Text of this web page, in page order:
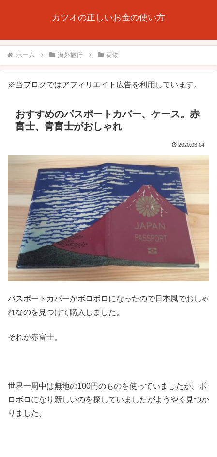
カツオの正しいお金の使い方
ホーム 海外旅行 荷物
※当ブログではアフィリエイト広告を利用しています。
おすすめのパスポートカバー、ケース。赤
富士、青富士がおしゃれ
2020.03.04
パスポートカバーがボロボロになったので日本風でおしゃ
れなのを見つけて購入しました。
それが赤富士。
世界一周中は無地の100円のものを使っていましたが、ボ
ロボロになり新しいのを探していましたがようやく見つか
りました。